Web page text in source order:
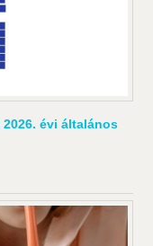
évi általános